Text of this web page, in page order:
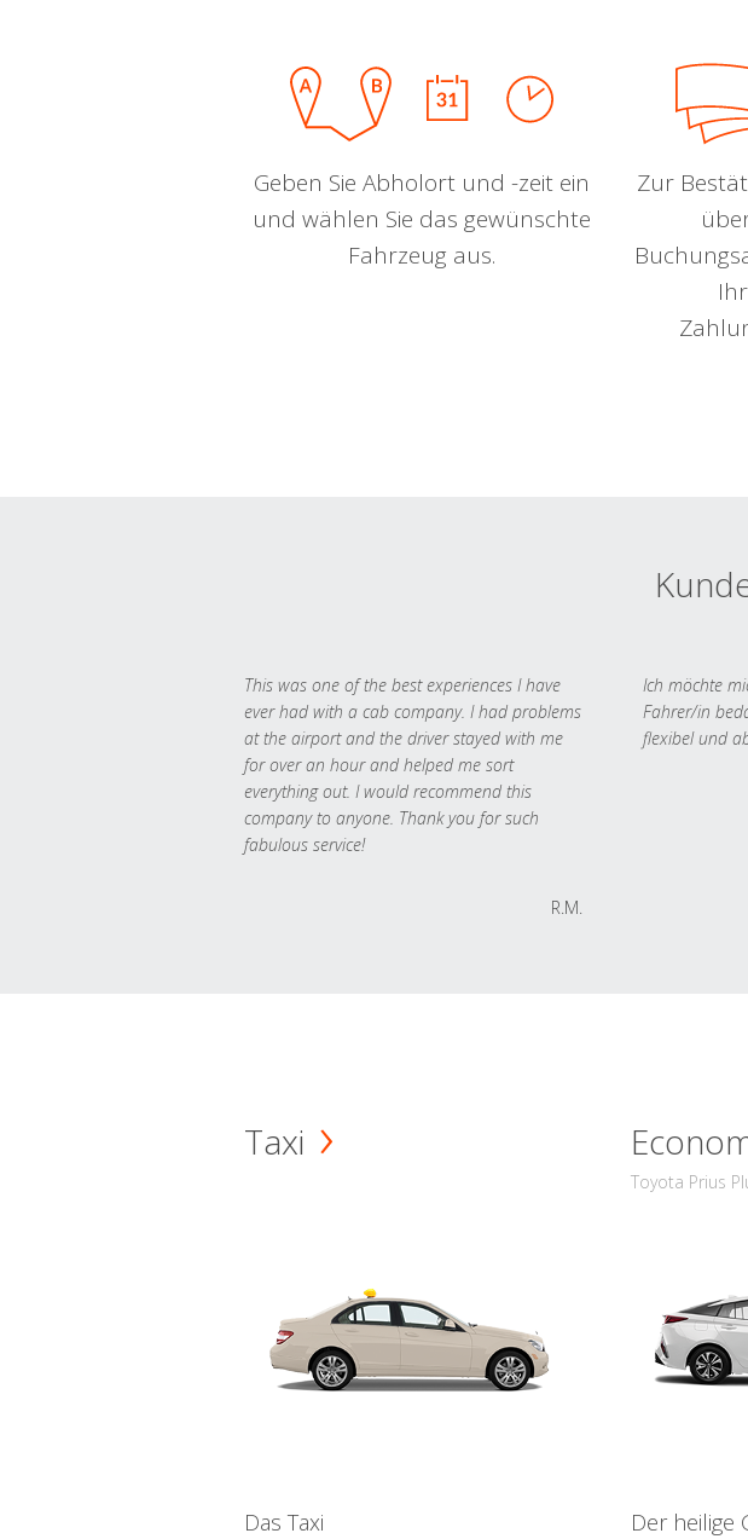
Geben Sie Abholort und -zeit ein
und wählen Sie das gewünschte
Fahrzeug aus.
Zur
This was one of the best experiences I have
ever had with a cab company. I had problems
at the airport and the driver stayed with me
for over an hour and helped me sort
everything out. I would recommend this
company to anyone. Thank you for such
fabulous service!
R.M.
Ich möchte
Fahrer/in
flexibel und
Taxi
Das Taxi
Toyota Prius
Der heilige